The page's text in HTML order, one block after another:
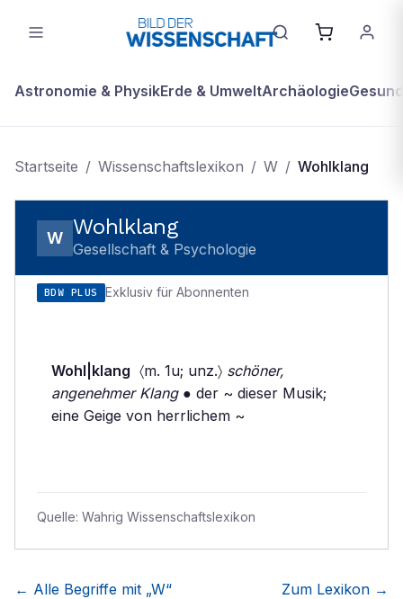
Astronomie & PhysikErde & UmweltArchäologie
Startseite / Wissenschaftslexikon / W / Wohlklang
W Wohlklang
Gesellschaft & Psychologie
BDW PLUS Exklusiv für Abonnenten
Wohl|klang 〈m. 1u; unz.〉 schöner,
angenehmer Klang● der ~ dieser Musik;
eine Geige von herrlichem ~
Quelle: Wahrig Wissenschaftslexikon
← Alle Begriffe mit „W“ Zum Lexikon →